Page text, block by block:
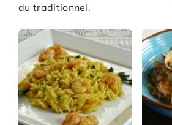
du traditionnel.